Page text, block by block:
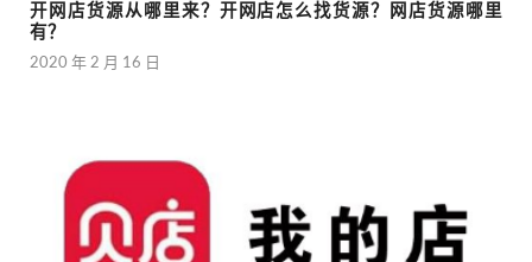
开网店货源从哪里来？开网店怎么找货源？网店货源哪里
有？
2020 年 2 月 16 日